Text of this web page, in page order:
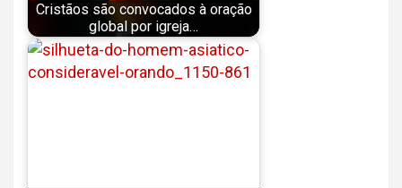
Cristãos são convocados à oração
global por igreja…